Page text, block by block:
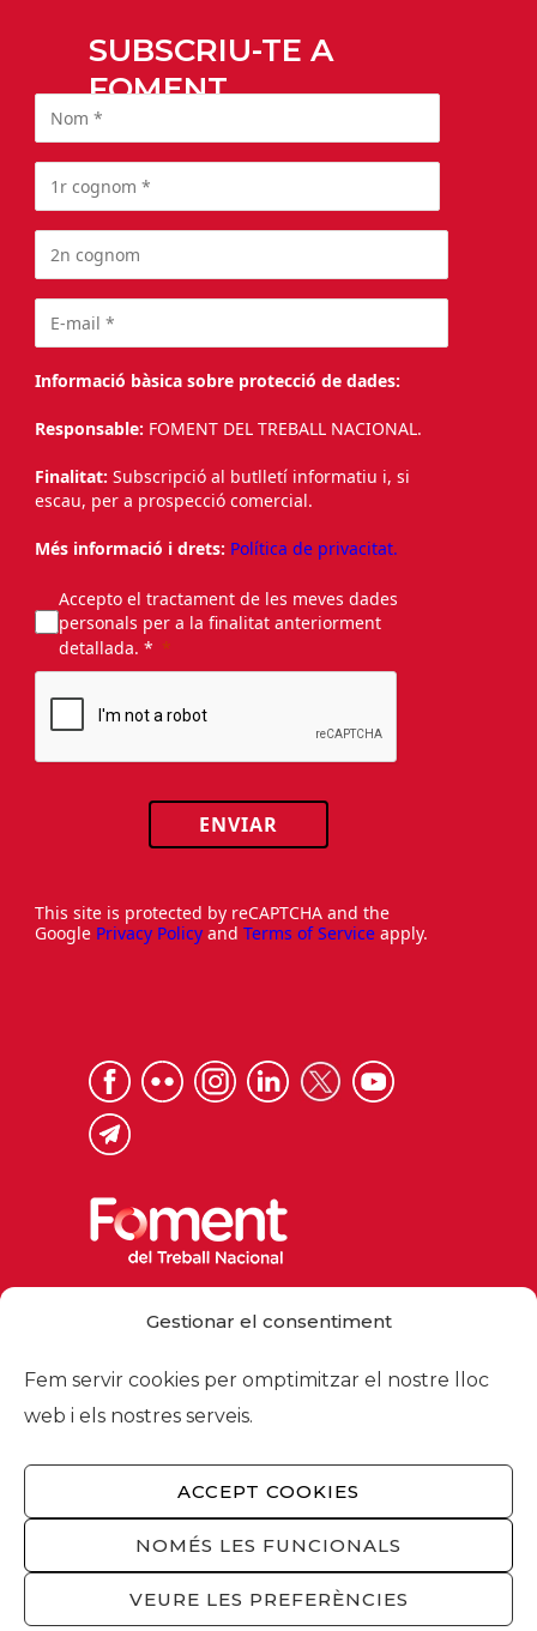
Gestionar el consentiment
Fem servir cookies per omptimitzar el nostre lloc
web i els nostres serveis.
ACCEPT COOKIES
NOMÉS LES FUNCIONALS
VEURE LES PREFERÈNCIES
SUBSCRIU-TE A
FOMENT
Informació bàsica sobre protecció de dades:
Responsable: FOMENT DEL TREBALL NACIONAL.
Finalitat: Subscripció al butlletí informatiu i, si
escau, per a prospecció comercial.
Més informació i drets: Política de privacitat.
Accepto el tractament de les meves dades
personals per a la finalitat anteriorment
detallada. *
ENVIAR
This site is protected by reCAPTCHA and the
Google Privacy Policy and Terms of Service apply.
foment@foment.com
© 2026 - Foment del Treball Nacional
Nosaltres
privacitat/ Política cookies/Privacitat
xarxes socials